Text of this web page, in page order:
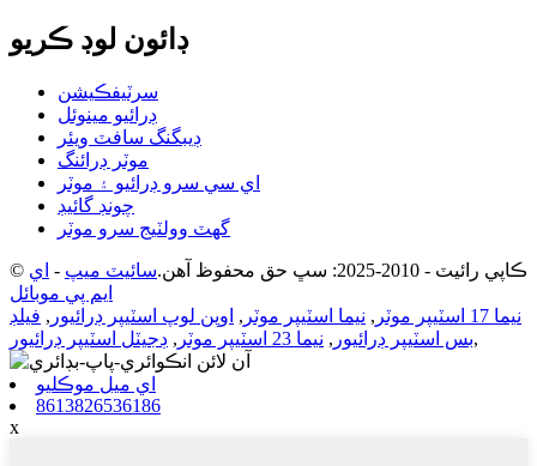
ڊائون لوڊ ڪريو
سرٽيفڪيشن
ڊرائيو مينوئل
ڊيبگنگ سافٽ ويئر
موٽر ڊرائنگ
اي سي سرو ڊرائيو ۽ موٽر
چونڊ گائيڊ
گھٽ وولٽيج سرو موٽر
© ڪاپي رائيٽ - 2010-2025: سڀ حق محفوظ آهن. سائيٽ ميپ - اي
ايم پي موبائل
نيما 17 اسٽيپر موٽر
, نيما اسٽيپر موٽر , اوپن لوپ اسٽيپر ڊرائيور , فيلڊ
بس اسٽيپر ڊرائيور , نيما 23 اسٽيپر موٽر , ڊجيٽل اسٽيپر ڊرائيور ,
اي ميل موڪليو
8613826536186
x